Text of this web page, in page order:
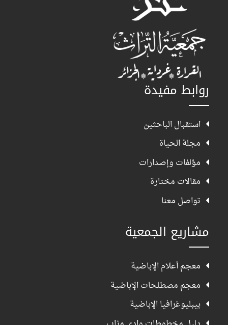
روابط مفيدة
استقبال الباحثين
مجلة الحياة
مؤلفات وإصدارات
مقالات مختارة
تواصل معنا
مشاريع الجمعية
معجم أعلام الإباضية
معجم مصطلحات الإباضية
بيبليوغرافيا الإباضية